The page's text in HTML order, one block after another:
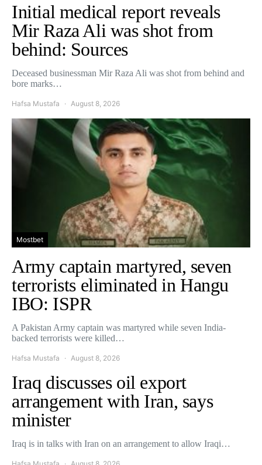
Initial medical report reveals
Mir Raza Ali was shot from
behind: Sources
Deceased businessman Mir Raza Ali was shot from behind and
bore marks…
Hafsa Mustafa August 8, 2026
Mostbet
Army captain martyred, seven
terrorists eliminated in Hangu
IBO: ISPR
A Pakistan Army captain was martyred while seven India-
backed terrorists were killed…
Hafsa Mustafa August 8, 2026
Iraq discusses oil export
arrangement with Iran, says
minister
Iraq is in talks with Iran on an arrangement to allow Iraqi…